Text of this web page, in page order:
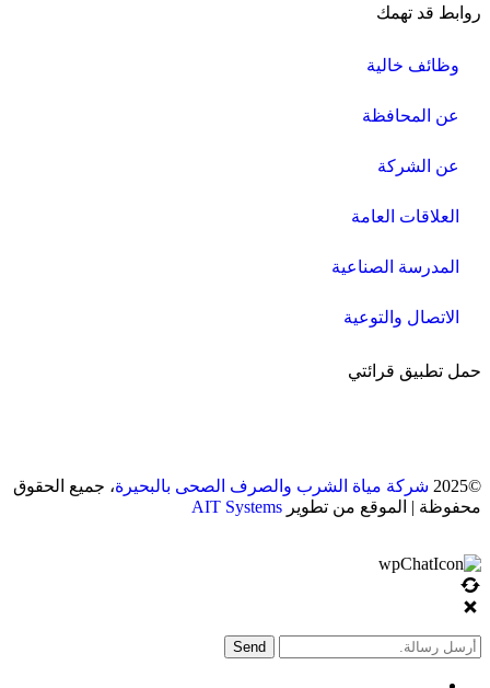
روابط قد تهمك
وظائف خالية
عن المحافظة
عن الشركة
العلاقات العامة
المدرسة الصناعية
الاتصال والتوعية
حمل تطبيق قرائتي
©2025 شركة مياة الشرب والصرف الصحى بالبحيرة، جميع الحقوق
محفوظة | الموقع من تطوير AIT Systems
Send